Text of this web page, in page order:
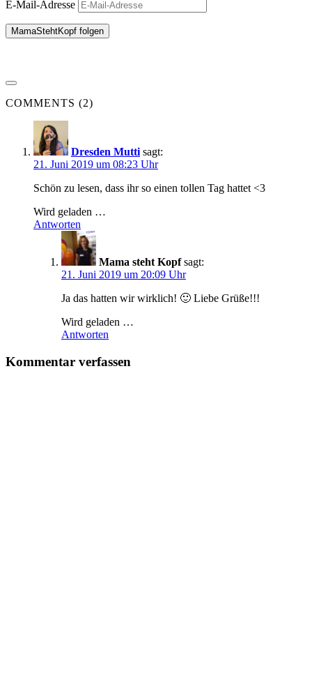
E-Mail-Adresse
MamaStehtKopf folgen
COMMENTS (2)
Dresden Mutti sagt:
21. Juni 2019 um 08:23 Uhr
Schön zu lesen, dass ihr so einen tollen Tag hattet <3
Wird geladen …
Antworten
Mama steht Kopf sagt:
21. Juni 2019 um 20:09 Uhr
Ja das hatten wir wirklich! 🙂 Liebe Grüße!!!
Wird geladen …
Antworten
Kommentar verfassen